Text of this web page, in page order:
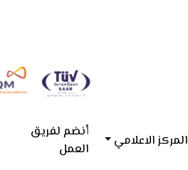
المركز الاعلامي
أنضم لفريق
العمل